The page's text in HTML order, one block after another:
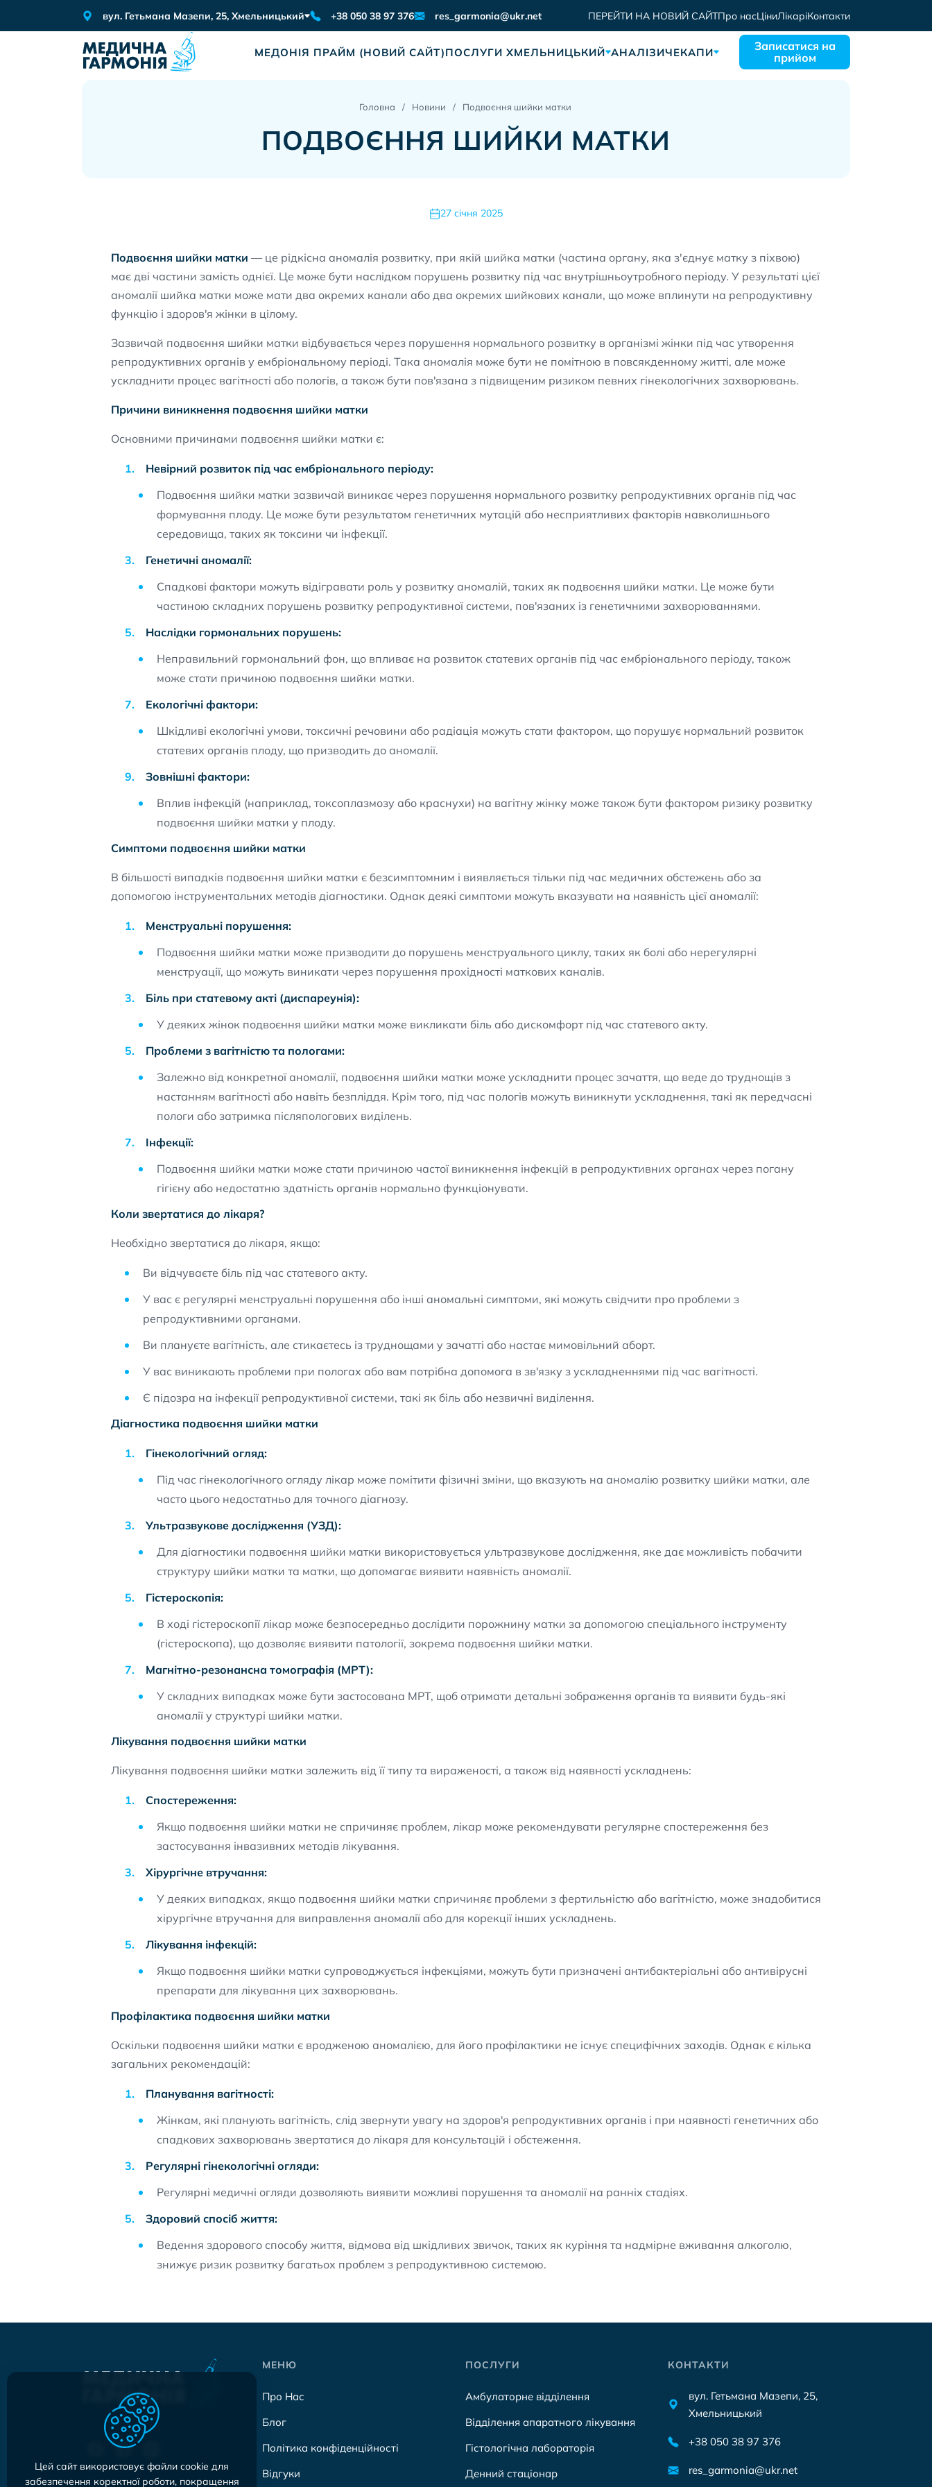
вул. Гетьмана Мазепи, 25, Хмельницький +38 050 38 97 376 res_garmonia@ukr.net ПЕРЕЙТИ НА НОВИЙ САЙТПро насЦіниЛікаріКонтакти
МЕДОНІЯ ПРАЙМ (НОВИЙ САЙТ)ПОСЛУГИ ХМЕЛЬНИЦЬКИЙ АНАЛІЗИЧЕКАПИ
Записатися на
прийом
Головна Новини Подвоєння шийки матки
ПОДВОЄННЯ ШИЙКИ МАТКИ
27 січня 2025
Подвоєння шийки матки — це рідкісна аномалія розвитку, при якій шийка матки (частина органу, яка з'єднує матку з піхвою)
має дві частини замість однієї. Це може бути наслідком порушень розвитку під час внутрішньоутробного періоду. У результаті цієї
аномалії шийка матки може мати два окремих канали або два окремих шийкових канали, що може вплинути на репродуктивну
функцію і здоров'я жінки в цілому.
Зазвичай подвоєння шийки матки відбувається через порушення нормального розвитку в організмі жінки під час утворення
репродуктивних органів у ембріональному періоді. Така аномалія може бути не помітною в повсякденному житті, але може
ускладнити процес вагітності або пологів, а також бути пов'язана з підвищеним ризиком певних гінекологічних захворювань.
Причини виникнення подвоєння шийки матки
Основними причинами подвоєння шийки матки є:
Невірний розвиток під час ембріонального періоду:
Подвоєння шийки матки зазвичай виникає через порушення нормального розвитку репродуктивних органів під час
формування плоду. Це може бути результатом генетичних мутацій або несприятливих факторів навколишнього
середовища, таких як токсини чи інфекції.
Генетичні аномалії:
Спадкові фактори можуть відігравати роль у розвитку аномалій, таких як подвоєння шийки матки. Це може бути
частиною складних порушень розвитку репродуктивної системи, пов'язаних із генетичними захворюваннями.
Наслідки гормональних порушень:
Неправильний гормональний фон, що впливає на розвиток статевих органів під час ембріонального періоду, також
може стати причиною подвоєння шийки матки.
Екологічні фактори:
Шкідливі екологічні умови, токсичні речовини або радіація можуть стати фактором, що порушує нормальний розвиток
статевих органів плоду, що призводить до аномалії.
Зовнішні фактори:
Вплив інфекцій (наприклад, токсоплазмозу або краснухи) на вагітну жінку може також бути фактором ризику розвитку
подвоєння шийки матки у плоду.
Симптоми подвоєння шийки матки
В більшості випадків подвоєння шийки матки є безсимптомним і виявляється тільки під час медичних обстежень або за
допомогою інструментальних методів діагностики. Однак деякі симптоми можуть вказувати на наявність цієї аномалії:
Менструальні порушення:
Подвоєння шийки матки може призводити до порушень менструального циклу, таких як болі або нерегулярні
менструації, що можуть виникати через порушення прохідності маткових каналів.
Біль при статевому акті (диспареунія):
У деяких жінок подвоєння шийки матки може викликати біль або дискомфорт під час статевого акту.
Проблеми з вагітністю та пологами:
Залежно від конкретної аномалії, подвоєння шийки матки може ускладнити процес зачаття, що веде до труднощів з
настанням вагітності або навіть безпліддя. Крім того, під час пологів можуть виникнути ускладнення, такі як передчасні
пологи або затримка післяпологових виділень.
Інфекції:
Подвоєння шийки матки може стати причиною частої виникнення інфекцій в репродуктивних органах через погану
гігієну або недостатню здатність органів нормально функціонувати.
Коли звертатися до лікаря?
Необхідно звертатися до лікаря, якщо:
Ви відчуваєте біль під час статевого акту.
У вас є регулярні менструальні порушення або інші аномальні симптоми, які можуть свідчити про проблеми з
репродуктивними органами.
Ви плануєте вагітність, але стикаєтесь із труднощами у зачатті або настає мимовільний аборт.
У вас виникають проблеми при пологах або вам потрібна допомога в зв'язку з ускладненнями під час вагітності.
Є підозра на інфекції репродуктивної системи, такі як біль або незвичні виділення.
Діагностика подвоєння шийки матки
Гінекологічний огляд:
Під час гінекологічного огляду лікар може помітити фізичні зміни, що вказують на аномалію розвитку шийки матки, але
часто цього недостатньо для точного діагнозу.
Ультразвукове дослідження (УЗД):
Для діагностики подвоєння шийки матки використовується ультразвукове дослідження, яке дає можливість побачити
структуру шийки матки та матки, що допомагає виявити наявність аномалії.
Гістероскопія:
В ході гістероскопії лікар може безпосередньо дослідити порожнину матки за допомогою спеціального інструменту
(гістероскопа), що дозволяє виявити патології, зокрема подвоєння шийки матки.
Магнітно-резонансна томографія (МРТ):
У складних випадках може бути застосована МРТ, щоб отримати детальні зображення органів та виявити будь-які
аномалії у структурі шийки матки.
Лікування подвоєння шийки матки
Лікування подвоєння шийки матки залежить від її типу та вираженості, а також від наявності ускладнень:
Спостереження:
Якщо подвоєння шийки матки не спричиняє проблем, лікар може рекомендувати регулярне спостереження без
застосування інвазивних методів лікування.
Хірургічне втручання:
У деяких випадках, якщо подвоєння шийки матки спричиняє проблеми з фертильністю або вагітністю, може знадобитися
хірургічне втручання для виправлення аномалії або для корекції інших ускладнень.
Лікування інфекцій:
Якщо подвоєння шийки матки супроводжується інфекціями, можуть бути призначені антибактеріальні або антивірусні
препарати для лікування цих захворювань.
Профілактика подвоєння шийки матки
Оскільки подвоєння шийки матки є вродженою аномалією, для його профілактики не існує специфічних заходів. Однак є кілька
загальних рекомендацій:
Планування вагітності:
Жінкам, які планують вагітність, слід звернути увагу на здоров'я репродуктивних органів і при наявності генетичних або
спадкових захворювань звертатися до лікаря для консультацій і обстеження.
Регулярні гінекологічні огляди:
Регулярні медичні огляди дозволяють виявити можливі порушення та аномалії на ранніх стадіях.
Здоровий спосіб життя:
Ведення здорового способу життя, відмова від шкідливих звичок, таких як куріння та надмірне вживання алкоголю,
знижує ризик розвитку багатьох проблем з репродуктивною системою.
МЕНЮ
Про Нас
Блог
Політика конфіденційності
Відгуки
ПОСЛУГИ
Амбулаторне відділення
Відділення апаратного лікування
Гістологічна лабораторія
Денний стаціонар
КОНТАКТИ
вул. Гетьмана Мазепи, 25,
Хмельницький
+38 050 38 97 376
res_garmonia@ukr.net
Цей сайт використовує файли cookie для
забезпечення коректної роботи, покращення